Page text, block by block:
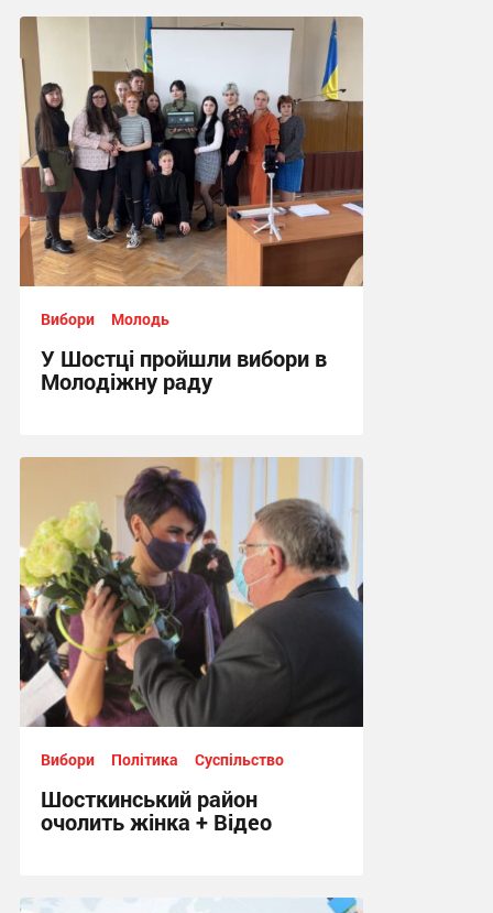
Вибори Молодь
У Шостці пройшли вибори в
Молодіжну раду
09:30, 30.03.2023
Вибори Політика Суспільство
Шосткинський район
очолить жінка + Відео